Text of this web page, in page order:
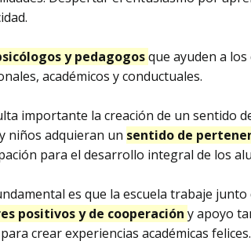
y pedagogosque ayuden a
académicos y conductuales.
importante la creación de un sentido
niños adquieran un sentido de
para el desarrollo integral de los
es que la escuela trabaje junto
positivos y de cooperación y apoyo
crear experiencias académicas felices.